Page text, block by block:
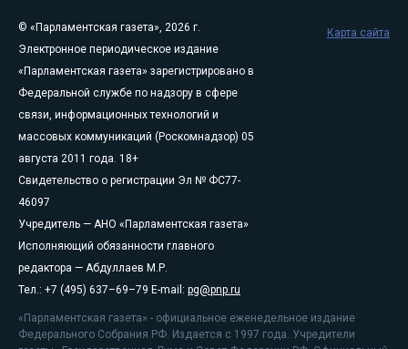
© «Парламентская газета», 2026 г.
Электронное периодическое издание
«Парламентская газета» зарегистрировано в
Федеральной службе по надзору в сфере
связи, информационных технологий и
массовых коммуникаций (Роскомнадзор) 05
августа 2011 года. 18+
Свидетельство о регистрации Эл № ФС77-
46097
Учредитель — АНО «Парламентская газета»
Исполняющий обязанности главного
редактора — Абдуллаев М.Р.
Тел.: +7 (495) 637–69–79 E-mail: pg@pnp.ru
«Парламентская газета» - официальное еженедельное издание
Федерального Собрания РФ. Издается с 1997 года. Учредители
Карта сайта